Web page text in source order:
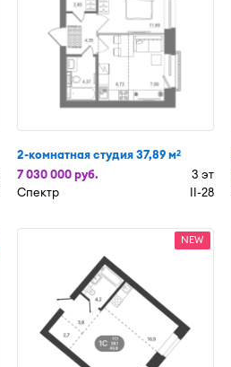
2-комнатная студия 37,89 м2
7 030 000 руб.
3 эт
Спектр
II-28
NEW